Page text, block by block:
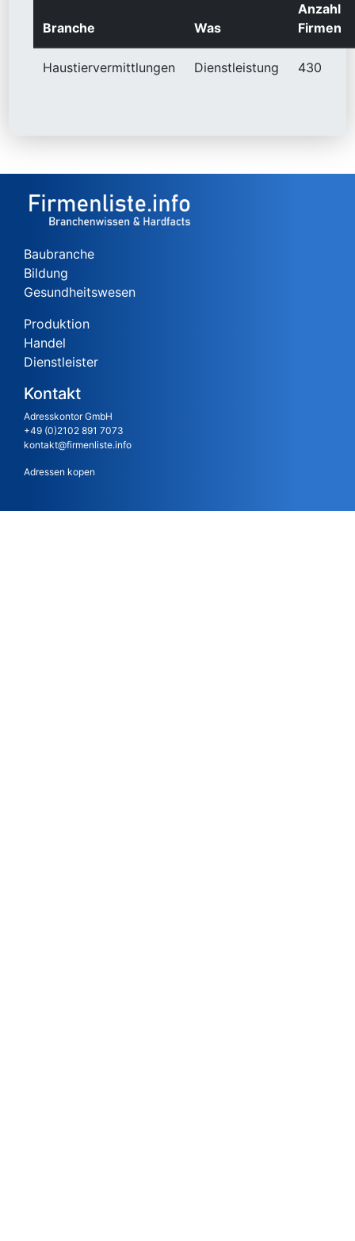
Branche Was
Anzahl
Firmen
Haustiervermittlungen Dienstleistung 430
Baubranche
Bildung
Gesundheitswesen
Produktion
Handel
Dienstleister
Kontakt
Adresskontor GmbH
+49 (0)2102 891 7073
kontakt@firmenliste.info
Adressen kopen